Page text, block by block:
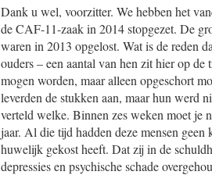
Dank u wel, voorzitter. We hebben het
de CAF-11-zaak in 2014 stopgezet. De
waren in 2013 opgelost. Wat is de reden
ouders – een aantal van hen zit hier op
mogen worden, maar alleen opgeschort
leverden de stukken aan, maar hun werd
verteld welke. Binnen zes weken moet je
jaar. Al die tijd hadden deze mensen
huwelijk gekost heeft. Dat zij in de
depressies en psychische schade